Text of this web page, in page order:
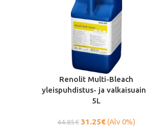
Renolit Multi-Bleach
yleispuhdistus- ja
5L
44.85€ 31.25€(Alv 0%)